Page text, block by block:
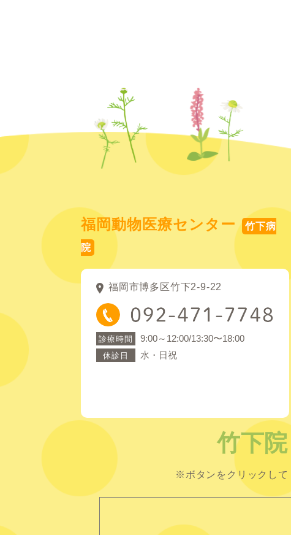
福岡動物医療センター 竹下病
院
福岡市博多区竹下2-9-22
診療時間 9:00～12:00/13:30〜18:00
休診日 水・日祝
竹下院
※ボタンをクリックして